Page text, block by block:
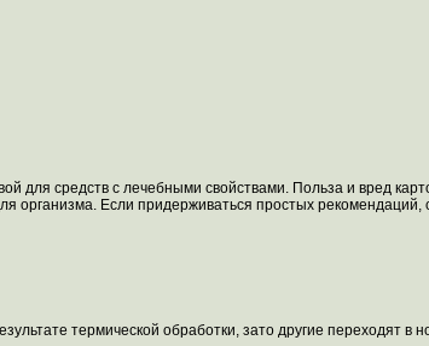
для средств с лечебными свойствами. Польза и вред
организма. Если придерживаться простых
термической обработки, зато другие переходят